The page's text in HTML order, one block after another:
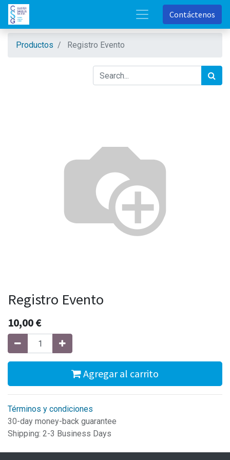
Contáctenos
Productos Registro Evento
Registro Evento
10,00€
Agregar al carrito
Términos y condiciones
30-day money-back guarantee
Shipping: 2-3 Business Days